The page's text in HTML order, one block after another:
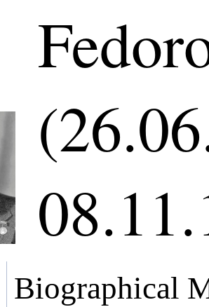
Biographical